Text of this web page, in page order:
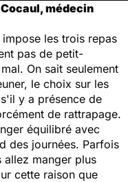
médecin
les trois repas
pas de petit-
On sait seulement
le choix sur les
y a présence de
de rattrapage.
équilibré avec
des journées. Parfois
manger plus
cette raison que